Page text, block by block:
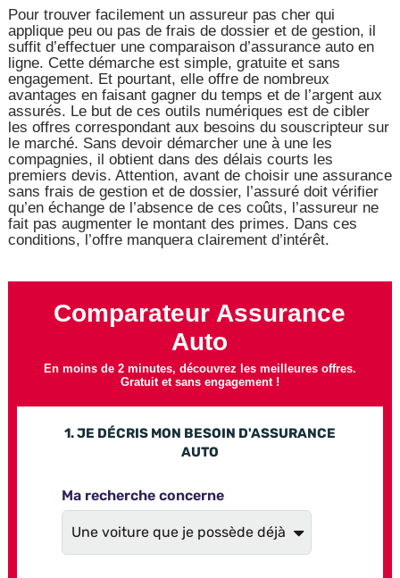
Pour trouver facilement un assureur pas cher qui
applique peu ou pas de frais de dossier et de gestion, il
suffit d’effectuer une comparaison d’assurance auto en
ligne. Cette démarche est simple, gratuite et sans
engagement. Et pourtant, elle offre de nombreux
avantages en faisant gagner du temps et de l’argent aux
assurés. Le but de ces outils numériques est de cibler
les offres correspondant aux besoins du souscripteur sur
le marché. Sans devoir démarcher une à une les
compagnies, il obtient dans des délais courts les
premiers devis. Attention, avant de choisir une assurance
sans frais de gestion et de dossier, l’assuré doit vérifier
qu’en échange de l’absence de ces coûts, l’assureur ne
fait pas augmenter le montant des primes. Dans ces
conditions, l’offre manquera clairement d’intérêt.
Comparateur Assurance
Auto
En moins de 2 minutes, découvrez les meilleures offres.
Gratuit et sans engagement !